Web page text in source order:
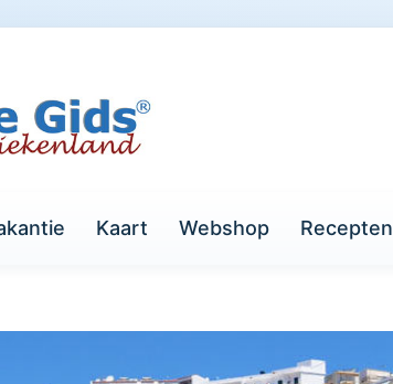
Kaart Webshop Recepten